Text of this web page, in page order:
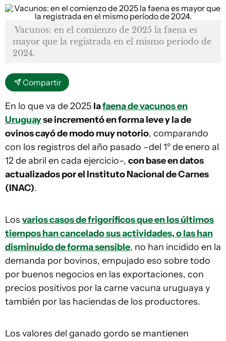
Vacunos: en el comienzo de 2025 la faena es
mayor que la registrada en el mismo período de
2024.
Compartir
En lo que va de 2025 lafaena de vacunos en
Uruguayse incrementó en forma leve y la de
ovinos cayó de modo muy notorio, comparando
con los registros del año pasado –del 1º de enero al
12 de abril en cada ejercicio–, con base en datos
actualizados por el Instituto Nacional de Carnes
(INAC).
Los varios casos de frigoríficos que en los últimos
tiempos han cancelado sus actividades, o las han
disminuido de forma sensible, no han incidido en la
demanda por bovinos, empujado eso sobre todo
por buenos negocios en las exportaciones, con
precios positivos por la carne vacuna uruguaya y
también por las haciendas de los productores.
Los valores del ganado gordo se mantienen